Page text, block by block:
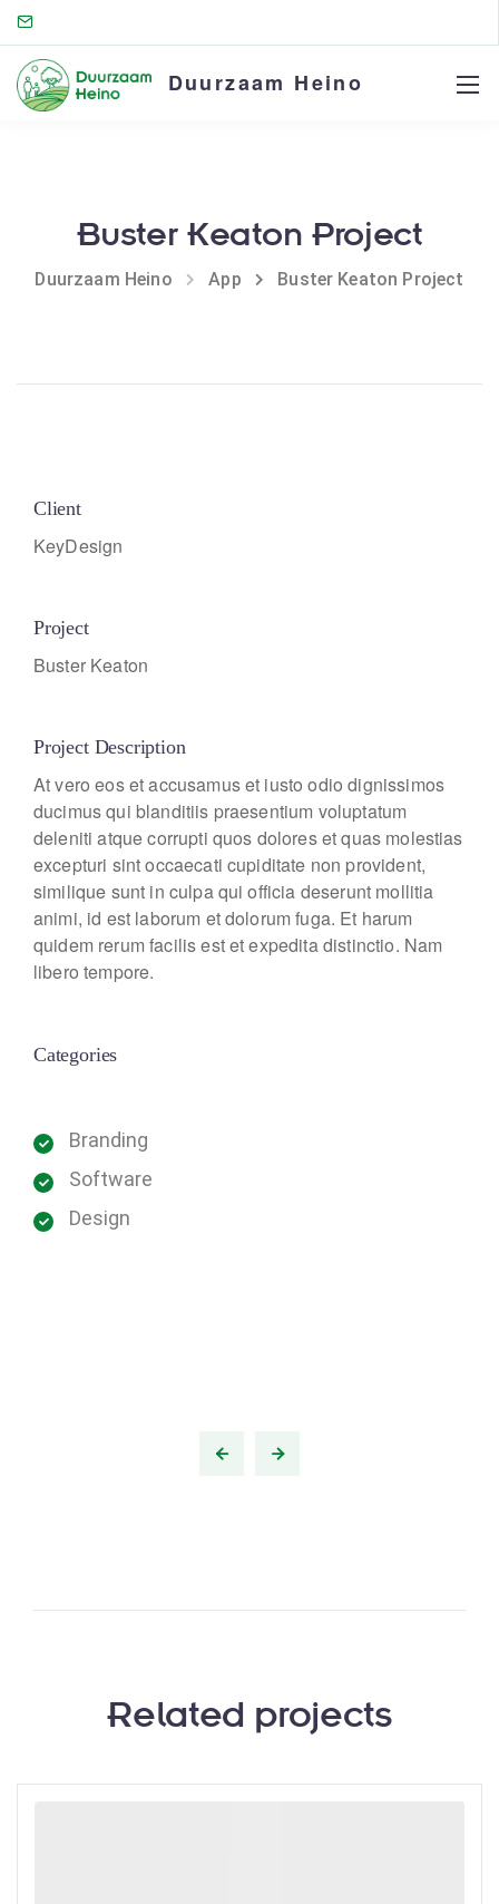
Duurzaam Heino
Buster Keaton Project
Duurzaam Heino App Buster Keaton Project
Client
KeyDesign
Project
Buster Keaton
Project Description
At vero eos et accusamus et iusto odio dignissimos
ducimus qui blanditiis praesentium voluptatum
deleniti atque corrupti quos dolores et quas molestias
excepturi sint occaecati cupiditate non provident,
similique sunt in culpa qui officia deserunt mollitia
animi, id est laborum et dolorum fuga. Et harum
quidem rerum facilis est et expedita distinctio. Nam
libero tempore.
Categories
Branding
Software
Design
Related projects